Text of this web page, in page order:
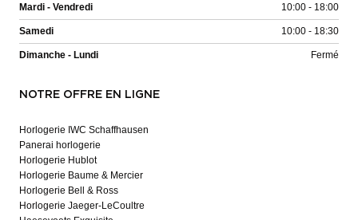
Mardi - Vendredi 10:00 - 18:00
Samedi 10:00 - 18:30
Dimanche - Lundi Fermé
NOTRE OFFRE EN LIGNE
Horlogerie IWC Schaffhausen
Panerai horlogerie
Horlogerie Hublot
Horlogerie Baume & Mercier
Horlogerie Bell & Ross
Horlogerie Jaeger-LeCoultre